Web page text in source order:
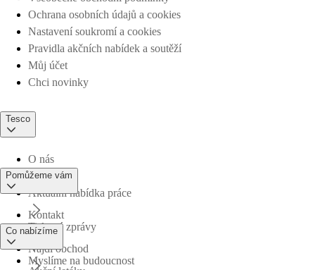
Ochrana osobních údajů a cookies
Nastavení soukromí a cookies
Pravidla akčních nabídek a soutěží
Můj účet
Chci novinky
Tesco
O nás
Aktuální nabídka práce
Tiskové zprávy
Myslíme na budoucnost
Pomůžeme vám
Kontakt
Najdi obchod
Co nabízíme